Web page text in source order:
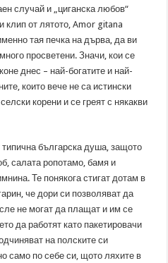
случай и „циганска любов“
клип от лятото, Amor gitana
тая печка на дърва, да ви
просветени. Значи, кои се
днес – най-богатите и най-
които вече не са истински
корени и се греят с някакви
българска душа, защото
салата ропотамо, бамя и
Те понякога стигат дотам в
че дори си позволяват да
не могат да плащат и им се
да работят като пакетировачи
на полските си
само по себе си, щото ляхите в